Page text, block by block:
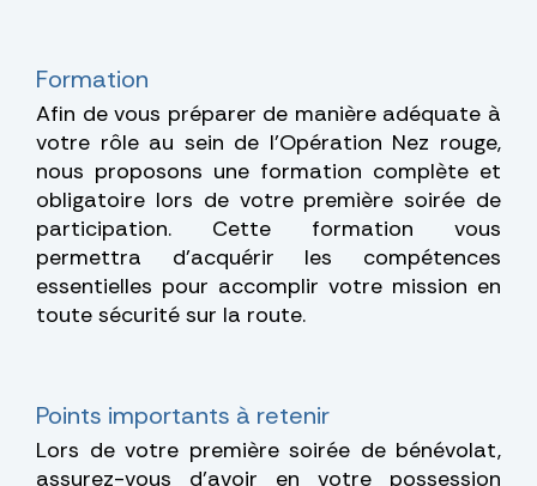
Formation
Afin de vous préparer de manière adéquate à
votre rôle au sein de l'Opération Nez rouge,
nous proposons une formation complète et
obligatoire lors de votre première soirée de
participation. Cette formation vous
permettra d'acquérir les compétences
essentielles pour accomplir votre mission en
toute sécurité sur la route.
Points importants à retenir
Lors de votre première soirée de bénévolat,
assurez-vous d’avoir en votre possession